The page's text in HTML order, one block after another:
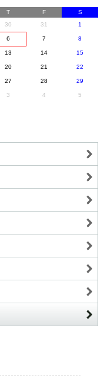
T F
S
30 31 1
6 7 8
13 14 15
20 21 22
27 28 29
3 4 5